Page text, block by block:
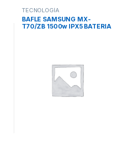
TECNOLOGÍA
BAFLE SAMSUNG MX-
T70/ZB 1500w IPX5 BATERIA